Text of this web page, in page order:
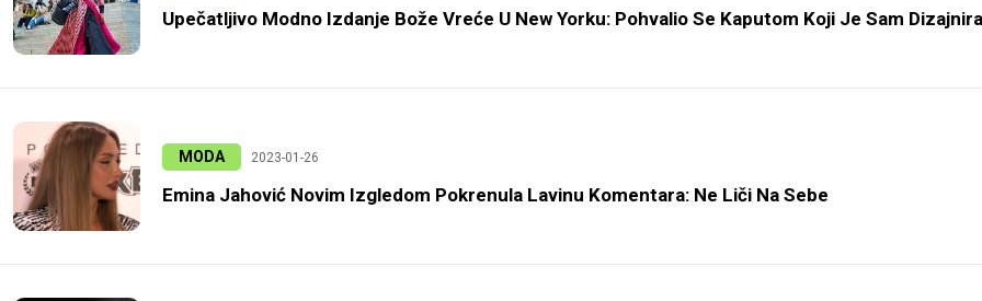
Upečatljivo Modno Izdanje Bože Vreće U New Yorku: Pohvalio Se Kaputom Koji Je Sam
MODA 2023-01-26
Emina Jahović Novim Izgledom Pokrenula Lavinu Komentara: Ne Liči Na Sebe